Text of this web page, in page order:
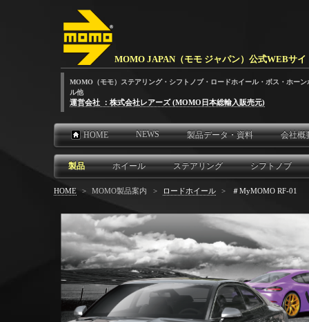
MOMO JAPAN（モモ ジャパン）公式WEBサイ
MOMO（モモ）ステアリング・シフトノブ・ロードホイール・ボス・ホー
ル他
運営会社 ：株式会社レアーズ (MOMO日本総輸入販売元)
HOME NEWS 製品データ・資料 会社概
製品 ホイール ステアリング シフトノブ
HOME > MOMO製品案内 > ロードホイール > ＃MyMOMO RF-01